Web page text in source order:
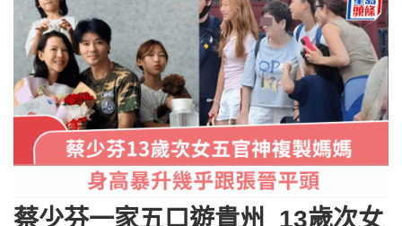
蔡少芬一家五口遊貴州 13歲次女